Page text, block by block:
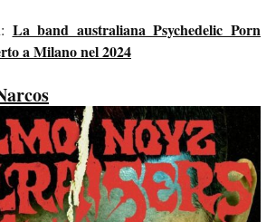
La band australiana Psychedelic Porn
a Milano nel 2024